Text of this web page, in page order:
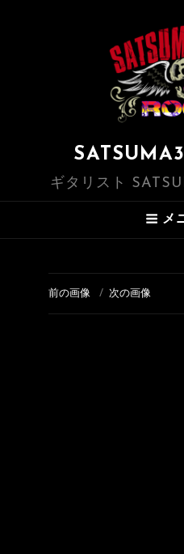
ギタリスト
メ
前の画像 次の画像